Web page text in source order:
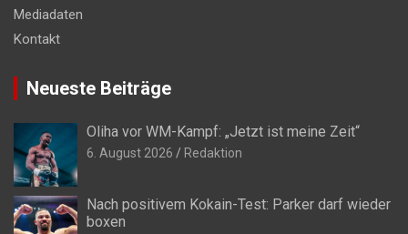
Mediadaten
Kontakt
Neueste Beiträge
Oliha vor WM-Kampf: „Jetzt ist meine Zeit“
6. August 2026 Redaktion
Nach positivem Kokain-Test: Parker darf wieder
boxen